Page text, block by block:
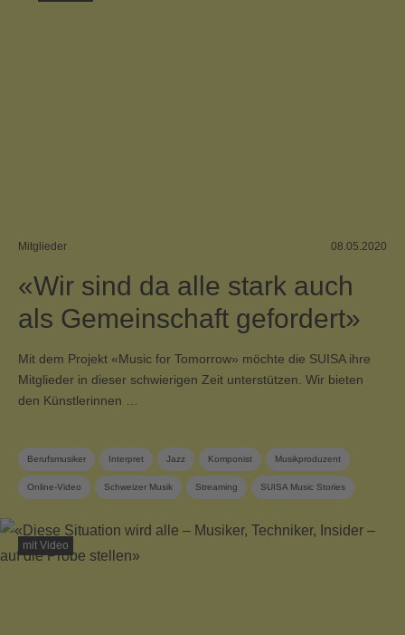
Mitglieder 08.05.2020
«Wir sind da alle stark auch
als Gemeinschaft gefordert»
Mit dem Projekt «Music for Tomorrow» möchte die SUISA ihre
Mitglieder in dieser schwierigen Zeit unterstützen. Wir bieten
den Künstlerinnen …
Berufsmusiker Interpret Jazz Komponist Musikproduzent
Online-Video Schweizer Musik Streaming SUISA Music Stories
mit Video